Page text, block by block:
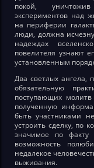
покой,
экспериментов над
на периферии
люди, должна
надеждах
повелителя узнают
установленным
Два светлых ангела,
обязательную
поступающих
полученную
быть участниками
устроить сделку, по
значимое по
возможность
недалекое
выживания.